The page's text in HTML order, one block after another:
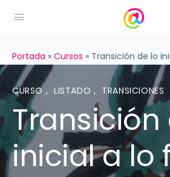
Portada » Cursos » Transición de lo
CURSO , LISTADO , TRANSICIONES
Transición
inicial a lo